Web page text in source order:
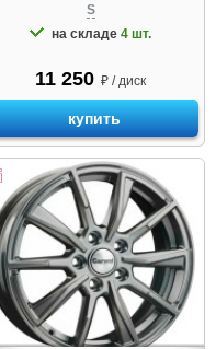
S
на складе 4 шт.
11 250 ₽ / диск
купить